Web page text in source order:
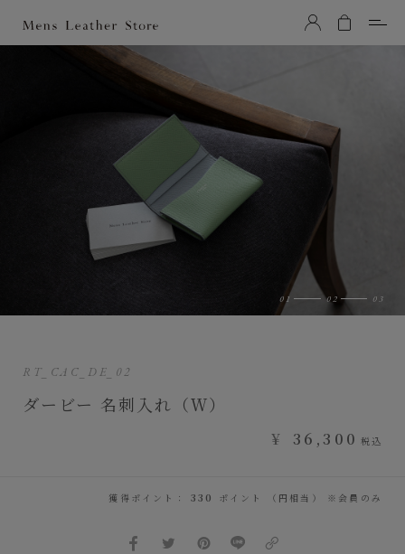
Mens Leather Store（メンズレザーストア）
RT_CAC_DE_02
ダービー 名刺入れ（Ｗ）
¥ 36,300 税込
獲得ポイント： 330 ポイント （円相当） ※会員のみ